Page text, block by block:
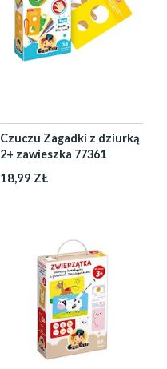
Czuczu Zagadki z dziurką
2+ zawieszka 77361
18,99 ZŁ